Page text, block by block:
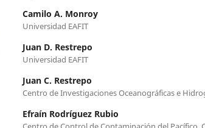
Camilo A. Monroy
Universidad EAFIT
Juan D. Restrepo
Universidad EAFIT
Juan C. Restrepo
Centro de Investigaciones Oceanográficas e
Efraín Rodríguez Rubio